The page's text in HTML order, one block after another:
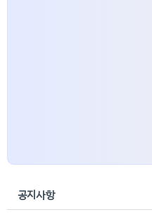
공지사항